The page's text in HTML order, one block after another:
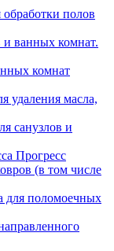
полов
и ванных комнат.
комнат
удаления масла,
санузлов и
Прогресс
(в том числе
для поломоечных